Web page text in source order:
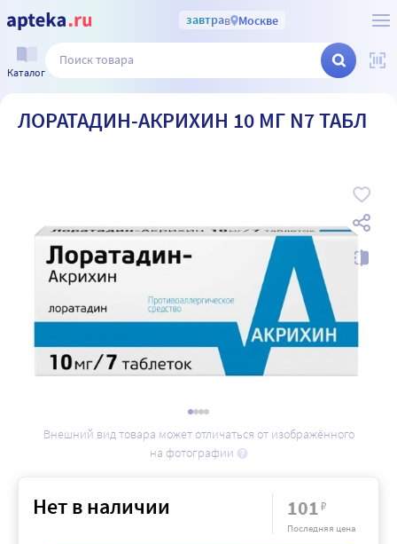
завтрав Москве
Каталог
ЛОРАТАДИН-АКРИХИН 10 МГ N7 ТАБЛ
Внешний вид товара может отличаться от изображённого
на фотографии
Нет в наличии 101₽
Последняя цена